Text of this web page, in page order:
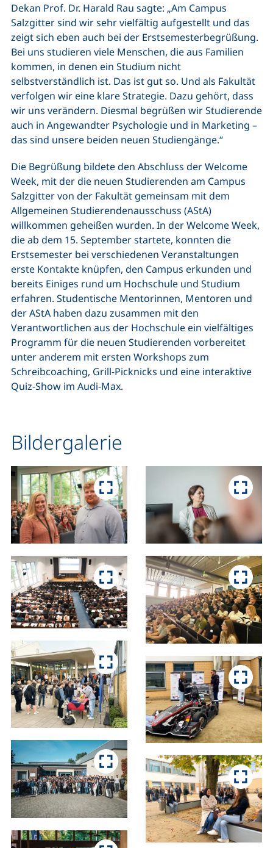
Dekan Prof. Dr. Harald Rau sagte: „Am Campus
Salzgitter sind wir sehr vielfältig aufgestellt und das
zeigt sich eben auch bei der Erstsemesterbegrüßung.
Bei uns studieren viele Menschen, die aus Familien
kommen, in denen ein Studium nicht
selbstverständlich ist. Das ist gut so. Und als Fakultät
verfolgen wir eine klare Strategie. Dazu gehört, dass
wir uns verändern. Diesmal begrüßen wir Studierende
auch in Angewandter Psychologie und in Marketing –
das sind unsere beiden neuen Studiengänge.“
Die Begrüßung bildete den Abschluss der Welcome
Week, mit der die neuen Studierenden am Campus
Salzgitter von der Fakultät gemeinsam mit dem
Allgemeinen Studierendenausschuss (AStA)
willkommen geheißen wurden. In der Welcome Week,
die ab dem 15. September startete, konnten die
Erstsemester bei verschiedenen Veranstaltungen
erste Kontakte knüpfen, den Campus erkunden und
bereits Einiges rund um Hochschule und Studium
erfahren. Studentische Mentorinnen, Mentoren und
der AStA haben dazu zusammen mit den
Verantwortlichen aus der Hochschule ein vielfältiges
Programm für die neuen Studierenden vorbereitet
unter anderem mit ersten Workshops zum
Schreibcoaching, Grill-Picknicks und eine interaktive
Quiz-Show im Audi-Max.
Bildergalerie